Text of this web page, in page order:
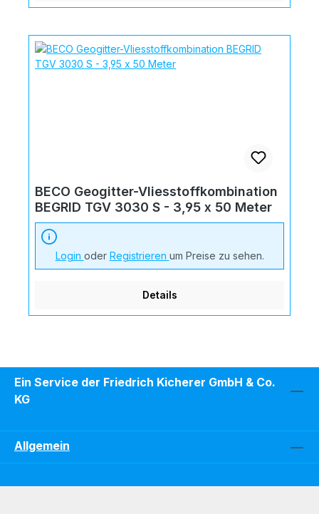
BECO Geogitter-Vliesstoffkombination
BEGRID TGV 3030 S - 3,95 x 50 Meter
Login oder Registrieren um Preise zu sehen.
Details
Ein Service der Friedrich Kicherer GmbH & Co.
KG
Allgemein